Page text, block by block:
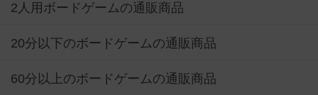
2人用ボードゲームの通販商品
20分以下のボードゲームの通販商品
60分以上のボードゲームの通販商品